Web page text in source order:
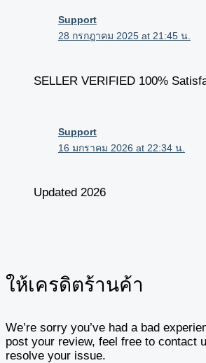
Support
28 กรกฎาคม 2025 at 21:45 น.
SELLER VERIFIED 100%
Support
16 มกราคม 2026 at 22:34 น.
Updated 2026
ให้เครดิตร้านค้า
We’re sorry you’ve had a bad
post your review, feel free to contact
resolve your issue.